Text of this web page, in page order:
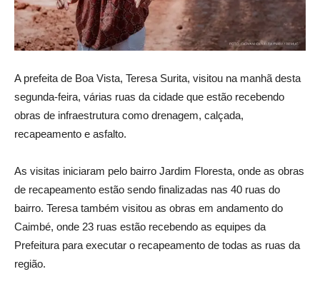
A prefeita de Boa Vista, Teresa Surita, visitou na manhã desta
segunda-feira, várias ruas da cidade que estão recebendo
obras de infraestrutura como drenagem, calçada,
recapeamento e asfalto.
As visitas iniciaram pelo bairro Jardim Floresta, onde as obras
de recapeamento estão sendo finalizadas nas 40 ruas do
bairro. Teresa também visitou as obras em andamento do
Caimbé, onde 23 ruas estão recebendo as equipes da
Prefeitura para executar o recapeamento de todas as ruas da
região.